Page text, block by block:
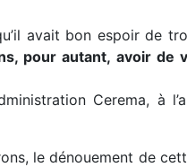
avait bon espoir de
pour autant, avoir de
Cerema, à
le dénouement de